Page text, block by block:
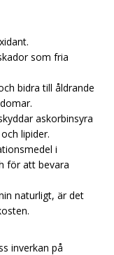
som fria
bidra till åldrande
askorbinsyra
lipider.
i
för att bevara
naturligt, är det
inverkan på